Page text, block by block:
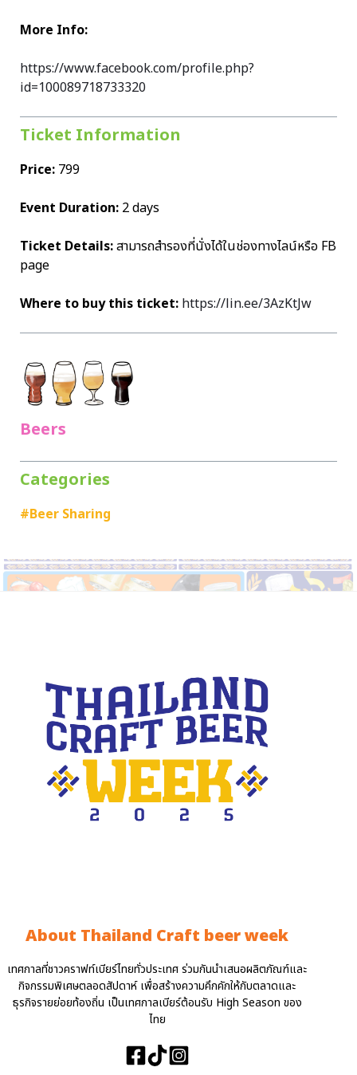
More Info:
https://www.facebook.com/profile.php?
id=100089718733320
Ticket Information
Price: 799
Event Duration: 2 days
Ticket Details:สามารถสำรองที่นั่งได้ในช่องทางไลน์หรือ FB
page
Where to buy this ticket: https://lin.ee/3AzKtJw
Beers
Categories
#Beer Sharing
About Thailand Craft beer week
เทศกาลที่ชาวคราฟท์เบียร์ไทยทั่วประเทศ ร่วมกันนำเสนอผลิตภัณฑ์และ
กิจกรรมพิเศษตลอดสัปดาห์ เพื่อสร้างความคึกคักให้กับตลาดและ
ธุรกิจรายย่อยท้องถิ่น เป็นเทศกาลเบียร์ต้อนรับ High Season ของ
ไทย